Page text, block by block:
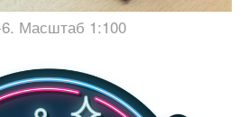
Масштаб 1:100